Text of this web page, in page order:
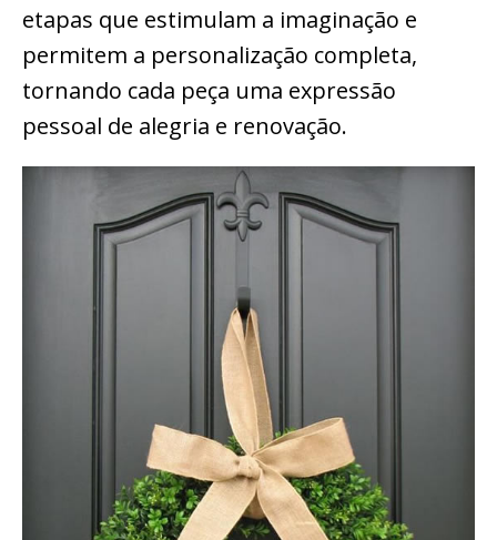
etapas que estimulam a imaginação e
permitem a personalização completa,
tornando cada peça uma expressão
pessoal de alegria e renovação.